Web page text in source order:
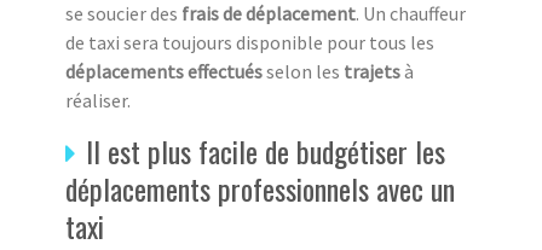
se soucier des frais de déplacement. Un chauffeur
de taxi sera toujours disponible pour tous les
déplacements effectuésselon les trajetsà
réaliser.
Il est plus facile de budgétiser les
déplacements professionnels avec un
taxi